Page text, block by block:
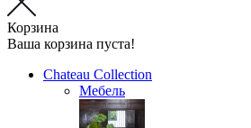
Корзина
Ваша корзина пуста!
Chateau Collection
Мебель